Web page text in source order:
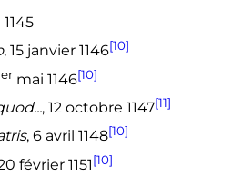
, 15 janvier 1146[10]
ermai 1146[10]
, 12 octobre 1147[11]
, 6 avril 1148[10]
février 1151[10]